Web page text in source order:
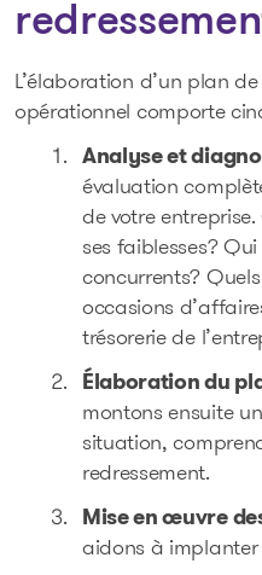
L’élaboration d’un plan
opérationnel comporte
Analyse et
évaluation
de votre
ses faiblesses?
concurrents?
occasions
trésorerie de
Élaboration du
montons ensuite
situation,
redressement.
Mise en œuvre
aidons à implanter